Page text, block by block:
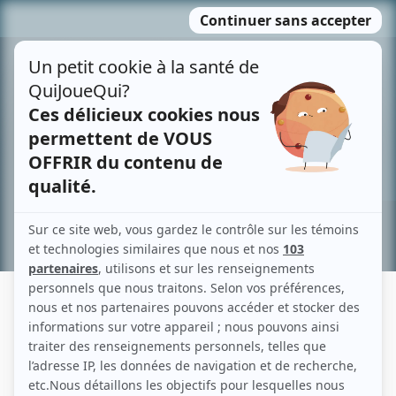
MENU
contenu
Recherche avancée »
GEORGES TOUPIN
Liens
Fiche de Georges Toupin sur Showbizz.net